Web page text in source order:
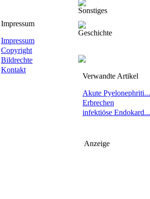
Impressum
Impressum
Copyright
Bildrechte
Kontakt
Sonstiges
Geschichte
Verwandte Artikel
Akute Pyelonephriti...
Erbrechen
infektiöse Endokard...
Anzeige